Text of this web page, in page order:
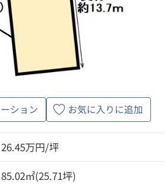
ション お気に入りに追加
26.45万円/坪
85.02㎡(25.71坪)